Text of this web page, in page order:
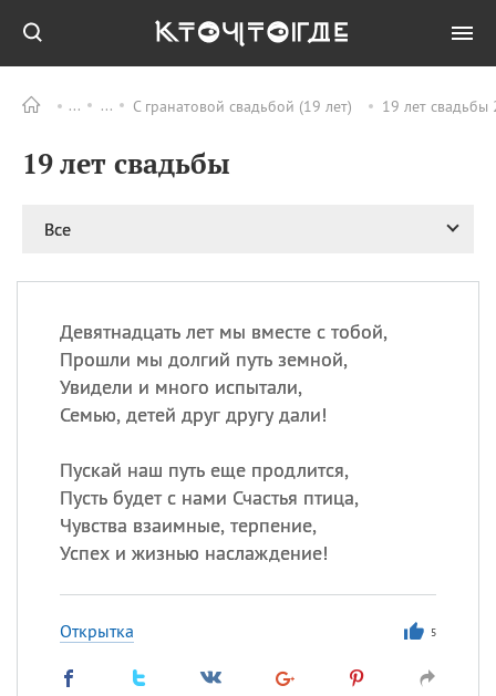
С гранатовой свадьбой (19 лет) 19 лет свадьбы
19 лет свадьбы
Все
Девятнадцать лет мы вместе с тобой,
Прошли мы долгий путь земной,
Увидели и много испытали,
Семью, детей друг другу дали!
Пускай наш путь еще продлится,
Пусть будет с нами Счастья птица,
Чувства взаимные, терпение,
Успех и жизнью наслаждение!
Открытка 5
ПРАЗДНИКИ Все
11.08 День полета на
воздушном шарике
11.08 День Святой Клары —
покровительницы
телевидения
ИМЕНА
Сегодня празднуют именины